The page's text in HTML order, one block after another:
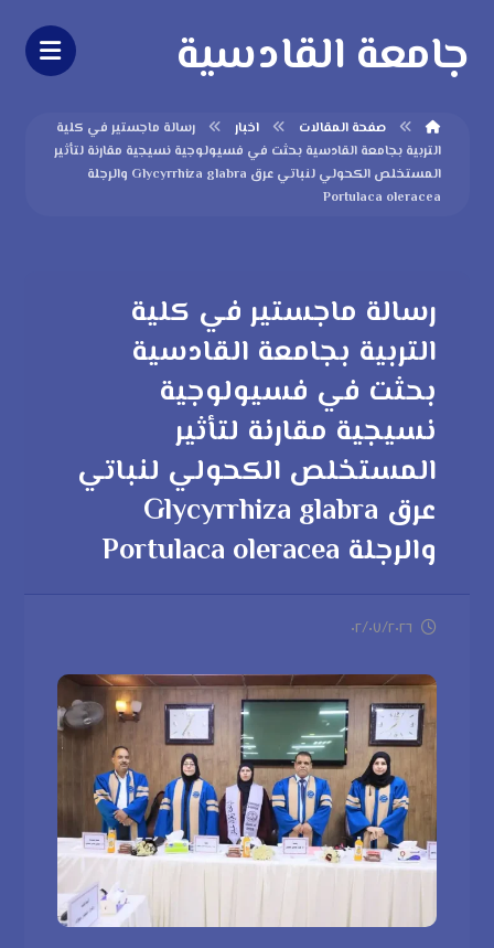
جامعة القادسية
صفحة المقالات اخبار
رسالة ماجستير في كلية
التربية بجامعة القادسية بحثت في فسيولوجية نسيجية مقارنة لتأثير
المستخلص الكحولي لنباتي عرق Glycyrrhiza glabra والرجلة
Portulaca oleracea
رسالة ماجستير في كلية
التربية بجامعة القادسية
بحثت في فسيولوجية
نسيجية مقارنة لتأثير
المستخلص الكحولي لنباتي
عرق Glycyrrhiza glabra
والرجلة Portulaca oleracea
٠٢/٠٧/٢٠٢٦